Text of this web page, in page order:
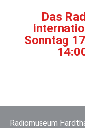
Das
Sonntag
Radiomuseum